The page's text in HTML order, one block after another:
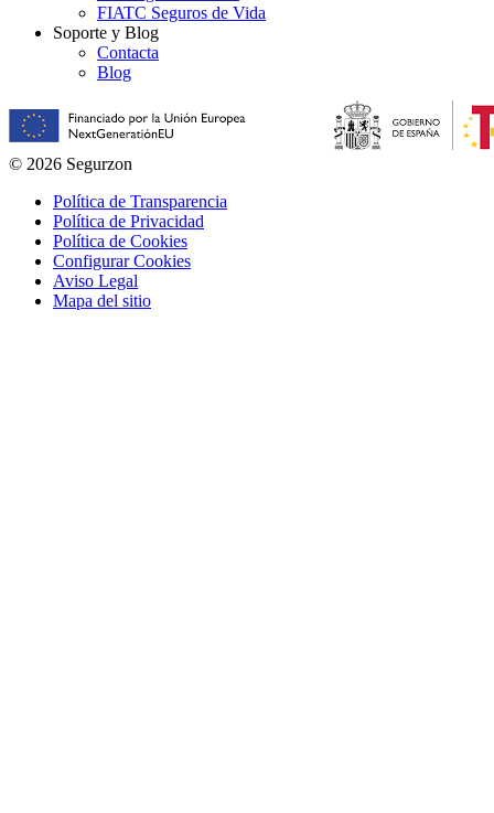
FIATC Seguros de Vida
Soporte y Blog
Contacta
Blog
© 2026 Segurzon
Política de Transparencia
Política de Privacidad
Política de Cookies
Configurar Cookies
Aviso Legal
Mapa del sitio